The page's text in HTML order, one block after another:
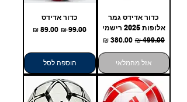
כדור אדידס גמר
אלופות 2025 רישמי
מחיר רגיל‏499.00 ‏₪ מחיר מבצע‏380.00 ‏₪
אזל מהמלאי
כדור אדידס
מחיר רגיל‏99.00 ‏₪ מחיר מבצע
הוספה לסל